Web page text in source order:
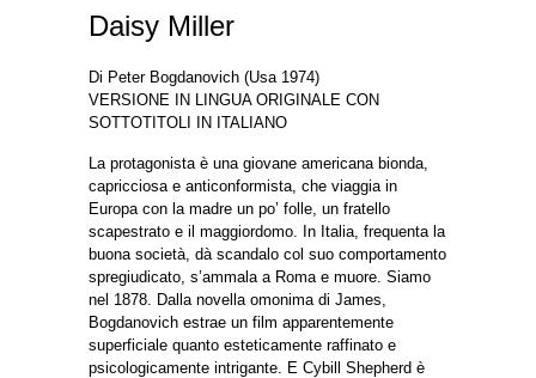
Daisy Miller
Di Peter Bogdanovich (Usa 1974)
VERSIONE IN LINGUA ORIGINALE CON
SOTTOTITOLI IN ITALIANO
La protagonista è una giovane americana bionda,
capricciosa e anticonformista, che viaggia in
Europa con la madre un po’ folle, un fratello
scapestrato e il maggiordomo. In Italia, frequenta la
buona società, dà scandalo col suo comportamento
spregiudicato, s’ammala a Roma e muore. Siamo
nel 1878. Dalla novella omonima di James,
Bogdanovich estrae un film apparentemente
superficiale quanto esteticamente raffinato e
psicologicamente intrigante. E Cybill Shepherd è